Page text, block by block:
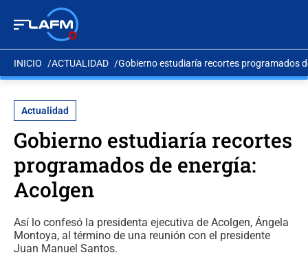
INICIO ACTUALIDAD Gobierno estudiaría recortes programados
Actualidad
Gobierno estudiaría recortes
programados de energía:
Acolgen
Así lo confesó la presidenta ejecutiva de Acolgen, Ángela
Montoya, al término de una reunión con el presidente
Juan Manuel Santos.